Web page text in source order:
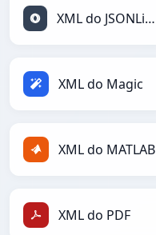
XML do JSONLines
XML do Magic
XML do MATLAB
XML do PDF